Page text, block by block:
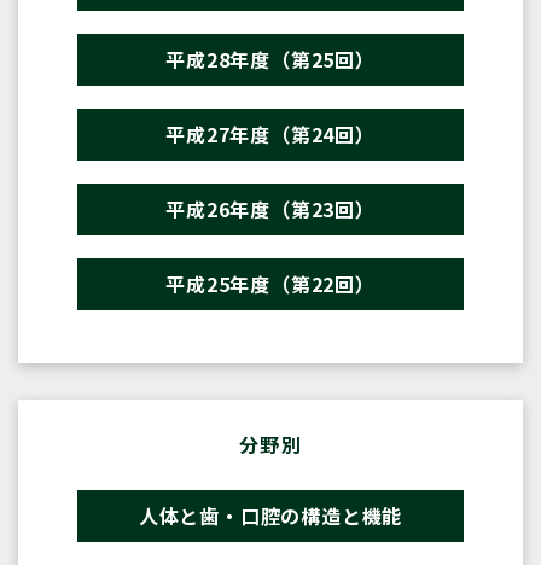
平成28年度（第25回）
平成27年度（第24回）
平成26年度（第23回）
平成25年度（第22回）
分野別
人体と歯・口腔の構造と機能